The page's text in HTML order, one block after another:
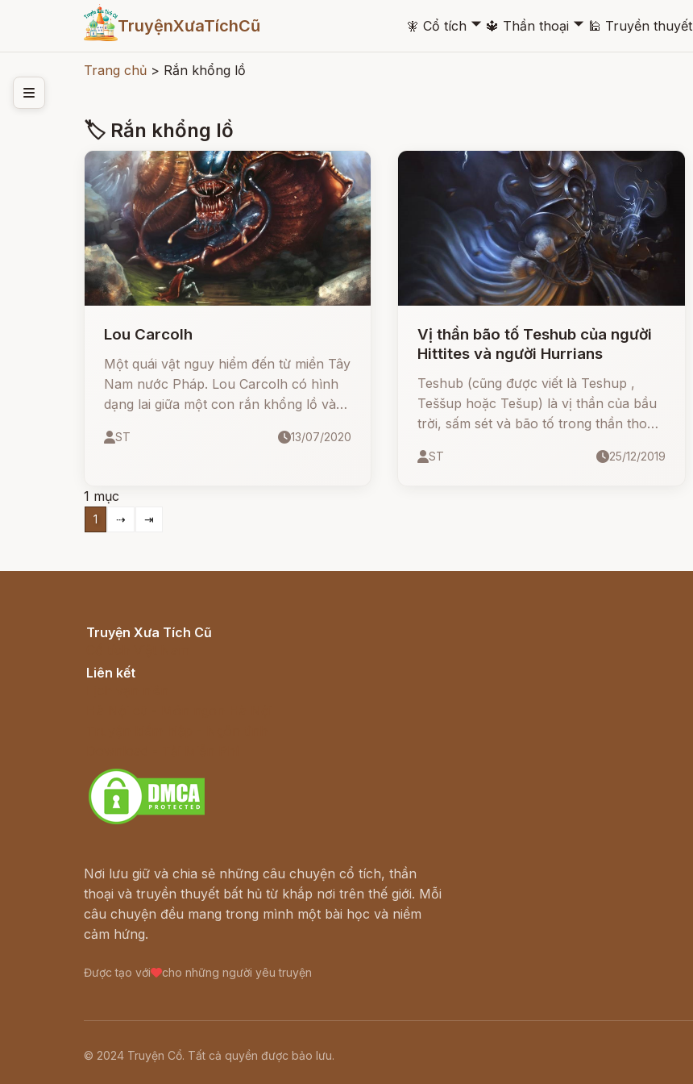
TruyệnXưaTíchCũ 🧚 Cổ tích 🞃 🔱 Thần thoại 🞃 🕌 Truyền thuyết
Trang chủ > Rắn khổng lồ
🏷 Rắn khổng lồ
Lou Carcolh
Một quái vật nguy hiểm đến từ miền Tây
Nam nước Pháp. Lou Carcolh có hình
dạng lai giữa một con rắn khổng lồ và
bao phủ bởi những xúc tu dài và một
ST 13/07/2020
Vị thần bão tố Teshub của người
Hittites và người Hurrians
Teshub (cũng được viết là Teshup ,
Teššup hoặc Tešup) là vị thần của bầu
trời, sấm sét và bão tố trong thần thoại
(những nền văn minh cổ ở Thổ Nhĩ Kỳ).
ST 25/12/2019
1 mục
1 ⇢ ⇥
Truyện Xưa Tích Cũ
Liên kết
Nơi lưu giữ và chia sẻ những câu chuyện cổ tích, thần
thoại và truyền thuyết bất hủ từ khắp nơi trên thế giới. Mỗi
câu chuyện đều mang trong mình một bài học và niềm
cảm hứng.
Được tạo với cho những người yêu truyện
© 2024 Truyện Cổ. Tất cả quyền được bảo lưu.